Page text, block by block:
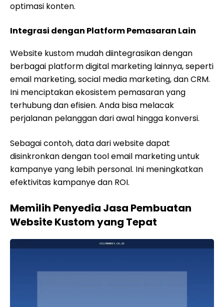
optimasi konten.
Integrasi dengan Platform Pemasaran Lain
Website kustom mudah diintegrasikan dengan
berbagai platform digital marketing lainnya, seperti
email marketing, social media marketing, dan CRM.
Ini menciptakan ekosistem pemasaran yang
terhubung dan efisien. Anda bisa melacak
perjalanan pelanggan dari awal hingga konversi.
Sebagai contoh, data dari website dapat
disinkronkan dengan tool email marketing untuk
kampanye yang lebih personal. Ini meningkatkan
efektivitas kampanye dan ROI.
Memilih Penyedia Jasa Pembuatan
Website Kustom yang Tepat